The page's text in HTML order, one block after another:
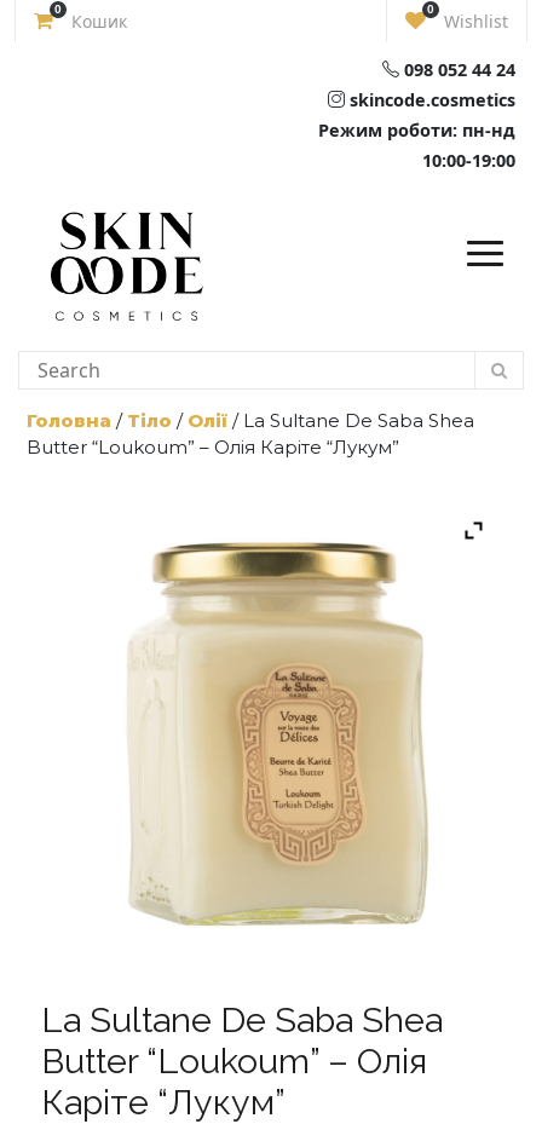
Skip
0
Кошик
0
Wishlist
098 052 44 24
skincode.cosmetics
Режим роботи: пн-нд
10:00-19:00
Головна / Тіло / Олії / La Sultane De Saba Shea
Butter “Loukoum” – Олія Каріте “Лукум”
La Sultane De Saba Shea
Butter “Loukoum” – Олія
Каріте “Лукум”